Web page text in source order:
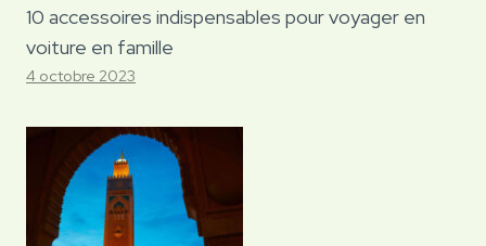
10 accessoires indispensables pour voyager en
voiture en famille
4 octobre 2023